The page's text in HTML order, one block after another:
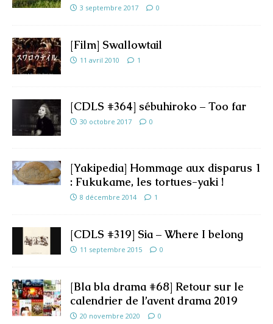
3 septembre 2017 0
[Film] Swallowtail
11 avril 2010 1
[CDLS #364] sébuhiroko – Too far
30 octobre 2017 0
[Yakipedia] Hommage aux disparus 1
: Fukukame, les tortues-yaki !
8 décembre 2014 1
[CDLS #319] Sia – Where I belong
11 septembre 2015 0
[Bla bla drama #68] Retour sur le
calendrier de l’avent drama 2019
20 novembre 2020 0